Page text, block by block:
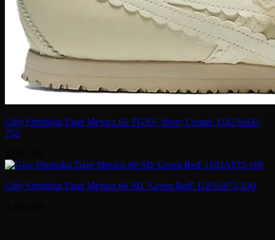
Giày Onitsuka Tiger Mexico 66 TGRS ‘Ivory Cream’ 1182A660-
752
Giày Onitsuka Tiger Mexico 66 SD ‘Green Red’ 1183A872-100